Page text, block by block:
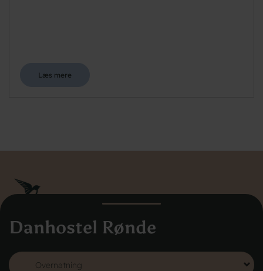
Danhostel Rønde
Læs mere
Danhostel Danmarks Vandrerhjem
Vodroffsvej 32
1900 Frederiksberg